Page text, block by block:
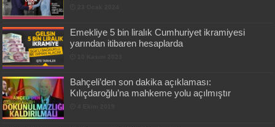
Emekliye 5 bin liralık Cumhuriyet ikramiyesi
yarından itibaren hesaplarda
Bahçeli’den son dakika açıklaması:
Kılıçdaroğlu’na mahkeme yolu açılmıştır